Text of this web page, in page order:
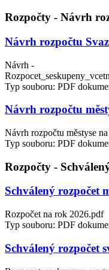
Rozpočty - Návrh
Návrh rozpočtu
Návrh -
Typ souboru: PDF
Návrh rozpočtu
Návrh rozpočtu městyse
Typ souboru: PDF
Rozpočty -
Schválený rozpočet
Rozpočet na rok 2026.pdf
Typ souboru: PDF
Schválený rozpočet